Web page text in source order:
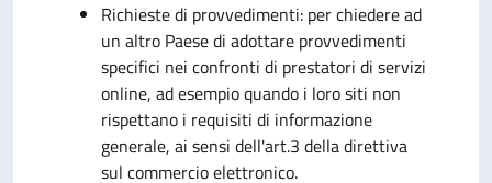
Richieste di provvedimenti: per chiedere ad
un altro Paese di adottare provvedimenti
specifici nei confronti di prestatori di servizi
online, ad esempio quando i loro siti non
rispettano i requisiti di informazione
generale, ai sensi dell'art.3 della direttiva
sul commercio elettronico.